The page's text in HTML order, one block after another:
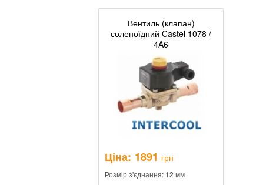
Вентиль (клапан)
соленоїдний Castel 1078 /
4A6
Ціна: 1891 грн
Розмір з'єднання: 12 мм